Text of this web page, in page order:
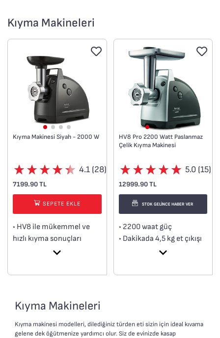
Kıyma Makineleri
Kıyma Makinesi Siyah - 2000 W
4.1 (28)
7199.90 TL
SEPETE EKLE
• HV8 ile mükemmel ve
hızlı kıyma sonuçları
• Taze kıymalardan lezzetli
köfteleri, içli
kg kıyma
• Güvenli ters kıyma
sistemi ters kıyma işlemi
HV8 Pro 2200 Watt Paslanmaz
Çelik Kıyma Makinesi
5.0 (15)
12999.90 TL
STOK GELİNCE HABER VER
• 2200 waat güç
• Dakikada 4,5 kg et çıkışı
• 4 farklı öğütücü: Izgara,
küp kesim
bıçaklar
Kıyma Makineleri
Kıyma makinesi modelleri, dilediğiniz türden eti sizin için ideal kıvama
gelene dek öğütmenize yardımcı olur. Siz de evinizde kasap